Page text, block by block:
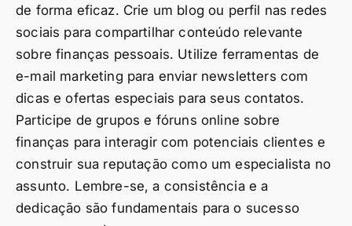
de forma eficaz. Crie um blog ou perfil nas redes
sociais para compartilhar conteúdo relevante
sobre finanças pessoais. Utilize ferramentas de
e-mail marketing para enviar newsletters com
dicas e ofertas especiais para seus contatos.
Participe de grupos e fóruns online sobre
finanças para interagir com potenciais clientes e
construir sua reputação como um especialista no
assunto. Lembre-se, a consistência e a
dedicação são fundamentais para o sucesso